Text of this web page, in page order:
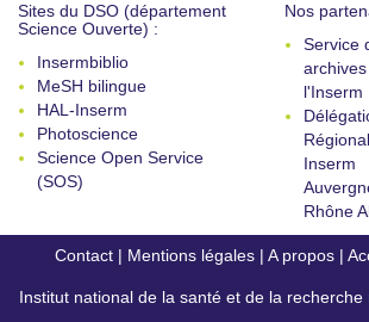
Sites du DSO (département
Science Ouverte) :
Insermbiblio
MeSH bilingue
HAL-Inserm
Photoscience
Science Open Service
(SOS)
Nos
Service
l'Inserm
Inserm
Rhône
Contact | Mentions légales | A propos |
conforme)
Institut national de la santé et de la